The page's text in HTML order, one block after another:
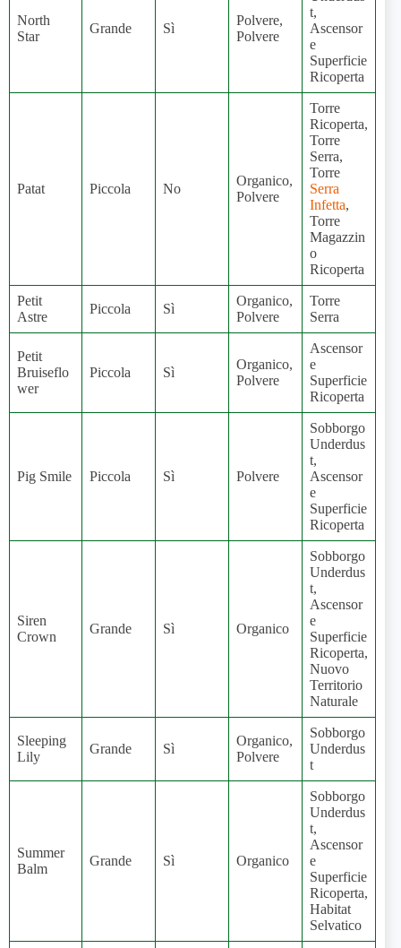
North
Star
Grande Sì
Polvere,
Polvere
t,
Ascensor
e
Superficie
Ricoperta
Patat Piccola No
Organico,
Polvere
Torre
Ricoperta,
Torre
Serra,
Torre
Serra
Infetta,
Torre
Magazzin
o
Ricoperta
Petit
Astre
Piccola Sì
Organico,
Polvere
Torre
Serra
Petit
Bruiseflo
wer
Piccola Sì
Organico,
Polvere
Ascensor
e
Superficie
Ricoperta
Pig Smile Piccola Sì Polvere
Sobborgo
Underdus
t,
Ascensor
e
Superficie
Ricoperta
Siren
Crown
Grande Sì Organico
Sobborgo
Underdus
t,
Ascensor
e
Superficie
Ricoperta,
Nuovo
Territorio
Naturale
Sleeping
Lily
Grande Sì
Organico,
Polvere
Sobborgo
Underdus
t
Summer
Balm
Grande Sì Organico
Sobborgo
Underdus
t,
Ascensor
e
Superficie
Ricoperta,
Habitat
Selvatico